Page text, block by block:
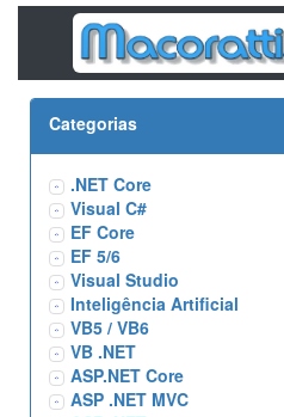
Categorias
.NET Core
Visual C#
EF Core
EF 5/6
Visual Studio
Inteligência Artificial
VB5 / VB6
VB .NET
ASP.NET Core
ASP .NET MVC